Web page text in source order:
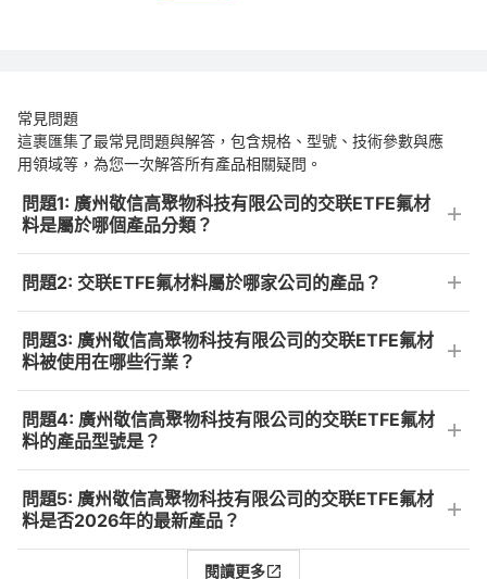
常見問題
這裹匯集了最常見問題與解答，包含規格、型號、技術參數與應
用領域等，為您一次解答所有產品相關疑問。
問題1: 廣州敬信高聚物科技有限公司的交联ETFE氟材
料是屬於哪個產品分類？
問題2: 交联ETFE氟材料屬於哪家公司的產品？
問題3: 廣州敬信高聚物科技有限公司的交联ETFE氟材
料被使用在哪些行業？
問題4: 廣州敬信高聚物科技有限公司的交联ETFE氟材
料的產品型號是？
問題5: 廣州敬信高聚物科技有限公司的交联ETFE氟材
料是否2026年的最新產品？
閱讀更多